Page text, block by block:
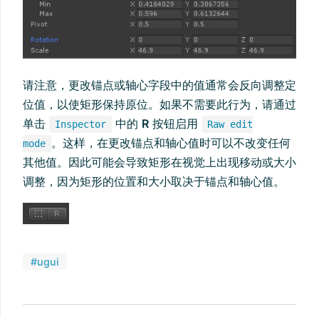
请注意，更改锚点或轴心字段中的值通常会反向调整定
位值，以使矩形保持原位。如果不需要此行为，请通过
单击
Inspector 中的 R 按钮启用
Raw edit
mode 。这样，在更改锚点和轴心值时可以不改变任何
其他值。因此可能会导致矩形在视觉上出现移动或大小
调整，因为矩形的位置和大小取决于锚点和轴心值。
#ugui